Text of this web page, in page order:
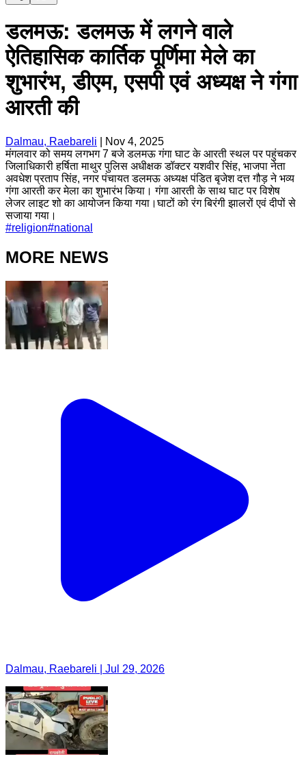
डलमऊ: डलमऊ में लगने वाले
ऐतिहासिक कार्तिक पूर्णिमा मेले का
शुभारंभ, डीएम, एसपी एवं अध्यक्ष ने गंगा
आरती की
Dalmau, Raebareli
Nov 4, 2025
मंगलवार को समय लगभग 7 बजे डलमऊ गंगा घाट के आरती स्थल पर पहुंचकर
जिलाधिकारी हर्षिता माथुर पुलिस अधीक्षक डॉक्टर यशवीर सिंह, भाजपा नेता
अवधेश प्रताप सिंह, नगर पंचायत डलमऊ अध्यक्ष पंडित बृजेश दत्त गौड़ ने भव्य
गंगा आरती कर मेला का शुभारंभ किया। गंगा आरती के साथ घाट पर विशेष
लेजर लाइट शो का आयोजन किया गया।घाटों को रंग बिरंगी झालरों एवं दीपों से
सजाया गया।
#religion#national
MORE NEWS
Dalmau, Raebareli | Jul 29, 2026